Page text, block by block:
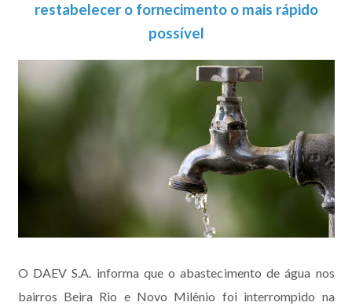
restabelecer o fornecimento o mais rápido
possível
O DAEV S.A. informa que o abastecimento de água nos
bairros Beira Rio e Novo Milênio foi interrompido na